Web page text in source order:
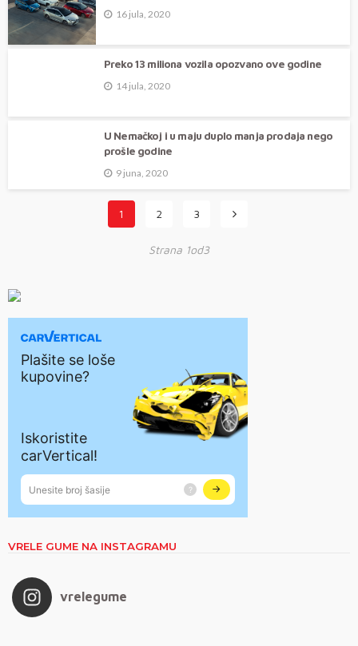
16 jula, 2020
Preko 13 miliona vozila opozvano ove godine
14 jula, 2020
U Nemačkoj i u maju duplo manja prodaja nego
prošle godine
9 juna, 2020
1 2 3
Strana 1od3
VRELE GUME NA INSTAGRAMU
vrelegume